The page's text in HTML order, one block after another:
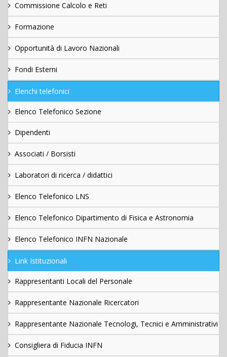
Commissione Calcolo e Reti
Formazione
Opportunità di Lavoro Nazionali
Fondi Esterni
Elenchi telefonici
Elenco Telefonico Sezione
Dipendenti
Associati / Borsisti
Laboratori di ricerca / didattici
Elenco Telefonico LNS
Elenco Telefonico Dipartimento di Fisica e Astronomia
Elenco Telefonico INFN Nazionale
Link Istituzionali
Rappresentanti Locali del Personale
Rappresentante Nazionale Ricercatori
Rappresentante Nazionale Tecnologi, Tecnici e Amministrativi
Consigliera di Fiducia INFN